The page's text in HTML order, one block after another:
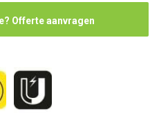
Offerte aanvragen